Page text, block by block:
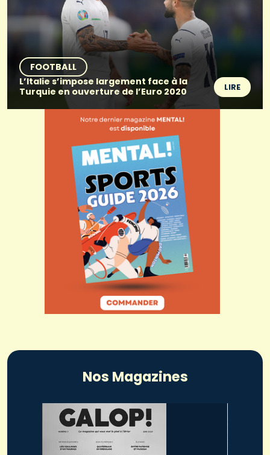
FOOTBALL
L’Italie s’impose largement face à la
Turquie en ouverture de l’Euro 2020
LIRE
Nos Magazines